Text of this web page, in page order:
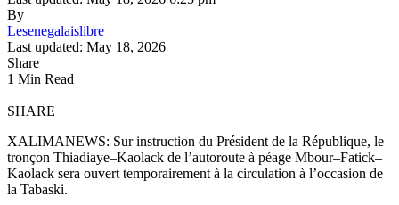
By
Lesenegalaislibre
Last updated: May 18, 2026
Share
1 Min Read
SHARE
XALIMANEWS: Sur instruction du Président de la République, le
tronçon Thiadiaye–Kaolack de l’autoroute à péage Mbour–Fatick–
Kaolack sera ouvert temporairement à la circulation à l’occasion de
la Tabaski.